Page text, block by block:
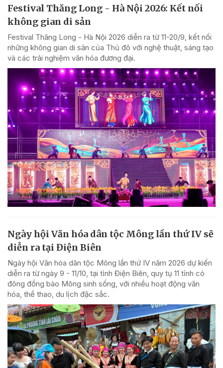
Festival Thăng Long - Hà Nội 2026: Kết nối
không gian di sản
Festival Thăng Long - Hà Nội 2026 diễn ra từ 11-20/9, kết nối
những không gian di sản của Thủ đô với nghệ thuật, sáng tạo
và các trải nghiệm văn hóa đương đại.
Ngày hội Văn hóa dân tộc Mông lần thứ IV sẽ
diễn ra tại Điện Biên
Ngày hội Văn hóa dân tộc Mông lần thứ IV năm 2026 dự kiến
diễn ra từ ngày 9 - 11/10, tại tỉnh Điện Biên, quy tụ 11 tỉnh có
đông đồng bào Mông sinh sống, với nhiều hoạt động văn
hóa, thể thao, du lịch đặc sắc.